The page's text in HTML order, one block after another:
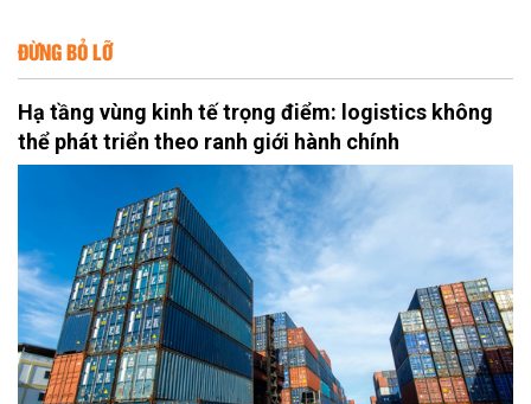
ĐỪNG BỎ LỠ
Hạ tầng vùng kinh tế trọng điểm: logistics không
thể phát triển theo ranh giới hành chính